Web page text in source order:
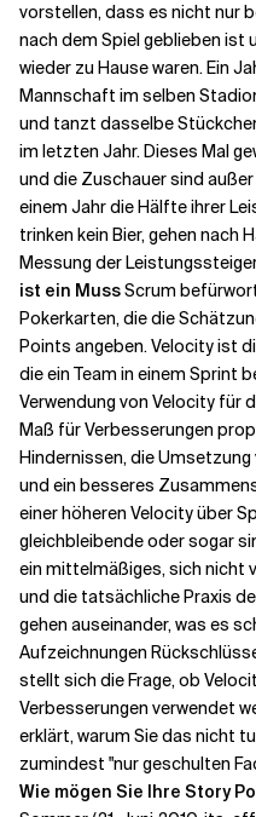
Verwandte Themen
vorstellen, dass es nicht nur
nach dem Spiel geblieben ist
wieder zu Hause waren. Ein
Mannschaft im selben
und tanzt dasselbe
im letzten Jahr. Dieses Mal
und die Zuschauer sind
einem Jahr die Hälfte ihrer
trinken kein Bier, gehen nach
Messung der
ist ein MussScrum
Pokerkarten, die die
Points angeben. Velocity ist
die ein Team in einem Sprint
Verwendung von Velocity für
Maß für Verbesserungen
Hindernissen, die
und ein besseres
einer höheren Velocity über
gleichbleibende oder sogar
ein mittelmäßiges, sich nicht
und die tatsächliche Praxis
gehen auseinander, was es
Aufzeichnungen
stellt sich die Frage, ob
Verbesserungen verwendet
erklärt, warum Sie das nicht
zumindest "nur geschulten
Wie mögen Sie Ihre Story